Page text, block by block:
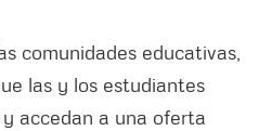
comunidades educativas,
las y los estudiantes
accedan a una oferta